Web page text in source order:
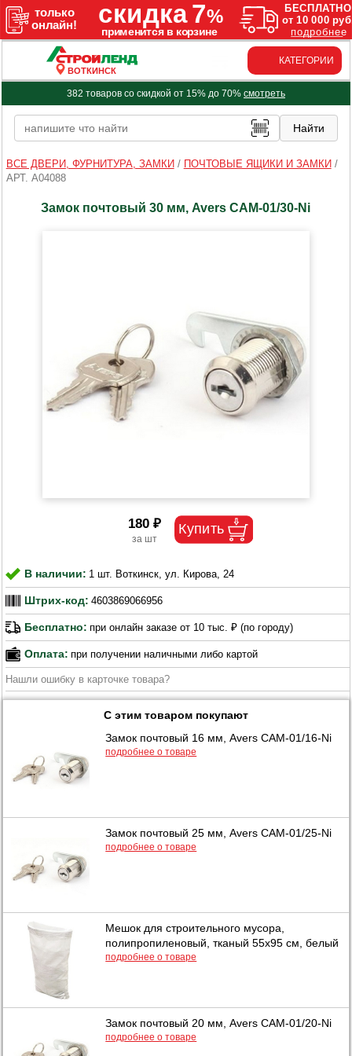
ВОТКИНСК
КАТЕГОРИИ
382 товаров со скидкой от 15% до 70% смотреть
ВСЕ ДВЕРИ, ФУРНИТУРА, ЗАМКИ / ПОЧТОВЫЕ ЯЩИКИ И ЗАМКИ /
АРТ. A04088
Замок почтовый 30 мм, Avers САМ-01/30-Ni
180 ₽
В наличии: 1 шт. Воткинск, ул. Кирова, 24
Штрих-код: 4603869066956
Бесплатно: при онлайн заказе от 10 тыс. ₽ (по городу)
Оплата: при получении наличными либо картой
Нашли ошибку в карточке товара?
С этим товаром покупают
Замок почтовый 16 мм, Avers САМ-01/16-Ni
подробнее о товаре
Замок почтовый 25 мм, Avers САМ-01/25-Ni
подробнее о товаре
Мешок для строительного мусора,
полипропиленовый, тканый 55х95 см, белый
подробнее о товаре
Замок почтовый 20 мм, Avers САМ-01/20-Ni
подробнее о товаре